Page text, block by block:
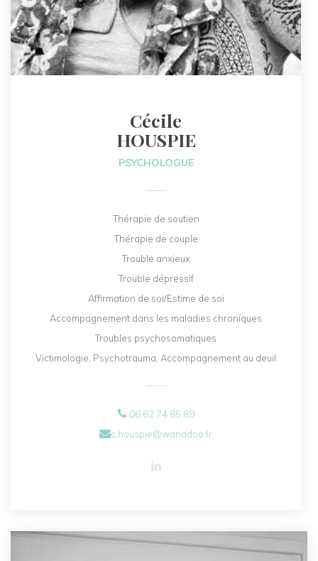
Cécile
HOUSPIE
PSYCHOLOGUE
Thérapie de soutien
Thérapie de couple
Trouble anxieux
Trouble dépressif
Affirmation de soi/Estime de soi
Accompagnement dans les maladies chroniques
Troubles psychosomatiques
Victimologie, Psychotrauma, Accompagnement au deuil
06 62 74 85 89
c.houspie@wanadoo.fr